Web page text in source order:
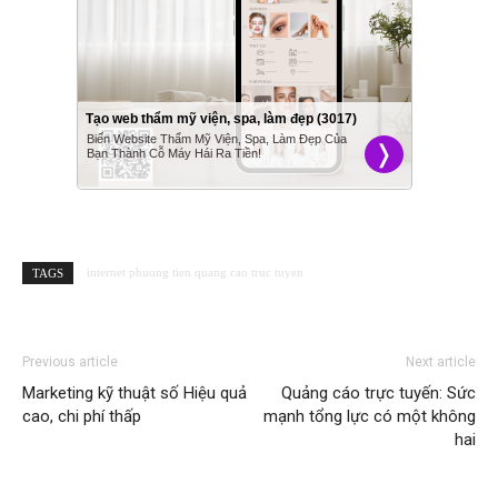
TAGS internet phuong tien quang cao truc tuyen
Previous article
Marketing kỹ thuật số Hiệu quả
cao, chi phí thấp
Next article
Quảng cáo trực tuyến: Sức
mạnh tổng lực có một không
hai